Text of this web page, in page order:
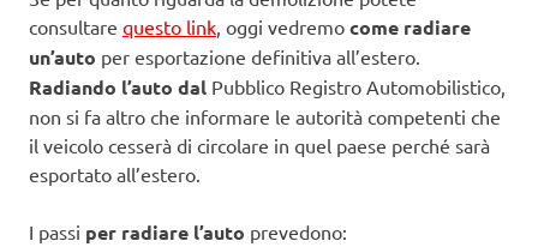
consultare questo link, oggi vedremo come radiare
un’auto per esportazione definitiva all’estero.
Radiando l’auto dal Pubblico Registro Automobilistico,
non si fa altro che informare le autorità competenti che
il veicolo cesserà di circolare in quel paese perché sarà
esportato all’estero.
I passi per radiare l’auto prevedono: